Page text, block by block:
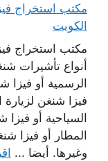
الكويت
مكتب استخراج
أنواع تأشيرات
الرسمية أو فيزا
فيزا شنغن لزيارة
السياحية أو فيزا
المطار أو فيزا
وغيرها. أيضا ...